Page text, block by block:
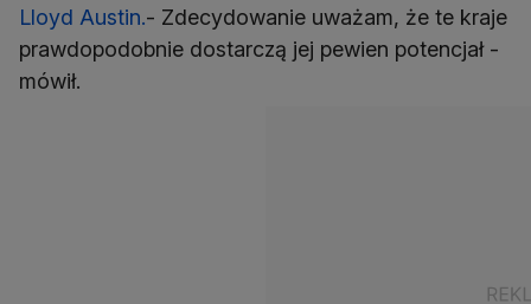
Lloyd Austin.- Zdecydowanie uważam, że te kraje
prawdopodobnie dostarczą jej pewien potencjał -
mówił.